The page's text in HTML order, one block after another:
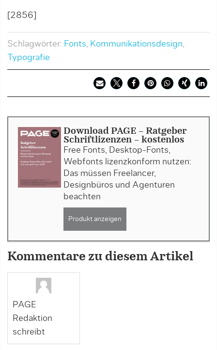
[2856]
Schlagwörter: Fonts, Kommunikationsdesign,
Typografie
Download PAGE - Ratgeber
Schriftlizenzen - kostenlos
Free Fonts, Desktop-Fonts,
Webfonts lizenzkonform nutzen:
Das müssen Freelancer,
Designbüros und Agenturen
beachten
Produkt anzeigen
Kommentare zu diesem Artikel
PAGE
Redaktion
schreibt